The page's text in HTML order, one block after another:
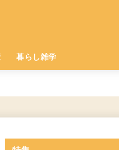
暮らし雑学